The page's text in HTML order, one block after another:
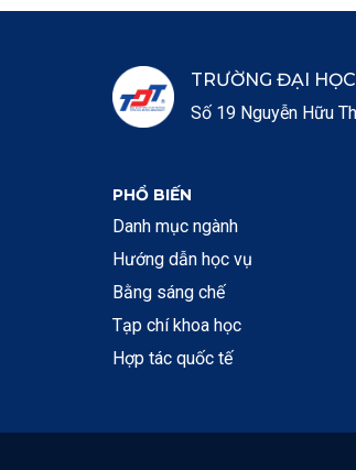
TRƯỜNG ĐẠI
Số 19 Nguyễn Hữu
PHỔ BIẾN
Danh mục ngành
Hướng dẫn học vụ
Bằng sáng chế
Tạp chí khoa học
Hợp tác quốc tế